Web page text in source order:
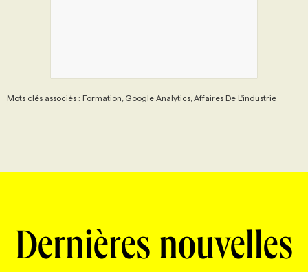
Mots clés associés : Formation, Google Analytics, Affaires De L'industrie
Dernières nouvelles